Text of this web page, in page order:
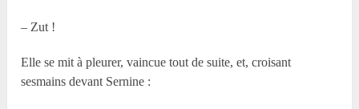
– Zut !
Elle se mit à pleurer, vaincue tout de suite, et, croisant
sesmains devant Sernine :